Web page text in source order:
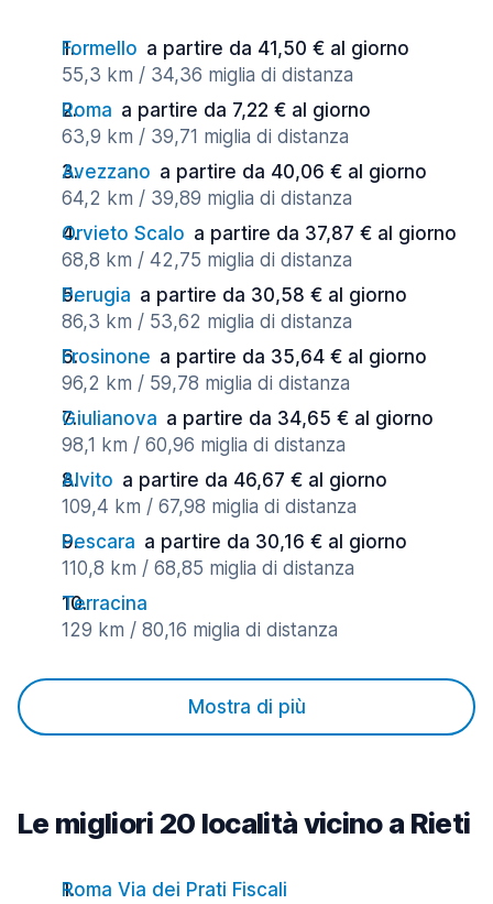
Formello a partire da 41,50 € al giorno
55,3 km / 34,36 miglia di distanza
Roma a partire da 7,22 € al giorno
63,9 km / 39,71 miglia di distanza
Avezzano a partire da 40,06 € al giorno
64,2 km / 39,89 miglia di distanza
Orvieto Scalo a partire da 37,87 € al giorno
68,8 km / 42,75 miglia di distanza
Perugia a partire da 30,58 € al giorno
86,3 km / 53,62 miglia di distanza
Frosinone a partire da 35,64 € al giorno
96,2 km / 59,78 miglia di distanza
Giulianova a partire da 34,65 € al giorno
98,1 km / 60,96 miglia di distanza
Alvito a partire da 46,67 € al giorno
109,4 km / 67,98 miglia di distanza
Pescara a partire da 30,16 € al giorno
110,8 km / 68,85 miglia di distanza
Terracina
129 km / 80,16 miglia di distanza
Mostra di più
Le migliori 20 località vicino a Rieti
Roma Via dei Prati Fiscali